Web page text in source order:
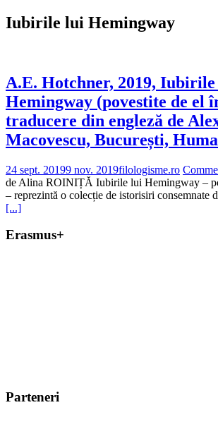
Iubirile lui Hemingway
A.E. Hotchner, 2019,
Hemingway (povestite de el
traducere din engleză de
Macovescu, București,
24 sept. 20199 nov. 2019filologisme.ro
de Alina ROINIȚĂ Iubirile lui Hemingway –
– reprezintă o colecție de istorisiri consemnate
[...]
Erasmus+
Parteneri